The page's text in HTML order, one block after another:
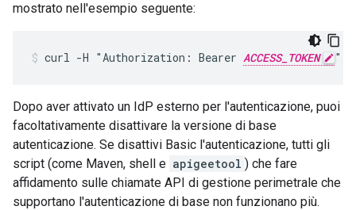
mostrato nell'esempio seguente:
curl -H "Authorization: Bearer ACCESS_TOKEN "
Dopo aver attivato un IdP esterno per l'autenticazione, puoi
facoltativamente disattivare la versione di base
autenticazione. Se disattivi Basic l'autenticazione, tutti gli
script (come Maven, shell e apigeetool ) che fare
affidamento sulle chiamate API di gestione perimetrale che
supportano l'autenticazione di base non funzionano più.